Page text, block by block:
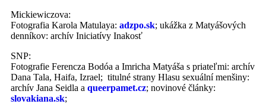
Mickiewiczova:
Fotografia Karola Matulaya: adzpo.sk; ukážka z Matyášových
denníkov: archív Iniciatívy Inakosť
SNP:
Fotografie Ferencza Bodóa a Imricha Matyáša s priateľmi: archív
Dana Tala, Haifa, Izrael; titulné strany Hlasu sexuální menšiny:
archív Jana Seidla a queerpamet.cz; novinové články:
slovakiana.sk;